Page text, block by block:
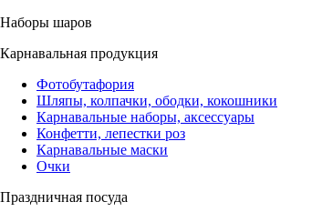
Наборы шаров
Карнавальная продукция
Фотобутафория
Шляпы, колпачки, ободки, кокошники
Карнавальные наборы, аксессуары
Конфетти, лепестки роз
Карнавальные маски
Очки
Праздничная посуда